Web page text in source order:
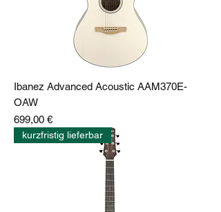
Ibanez Advanced Acoustic AAM370E-
OAW
Preis
699,00 €
kurzfristig lieferbar